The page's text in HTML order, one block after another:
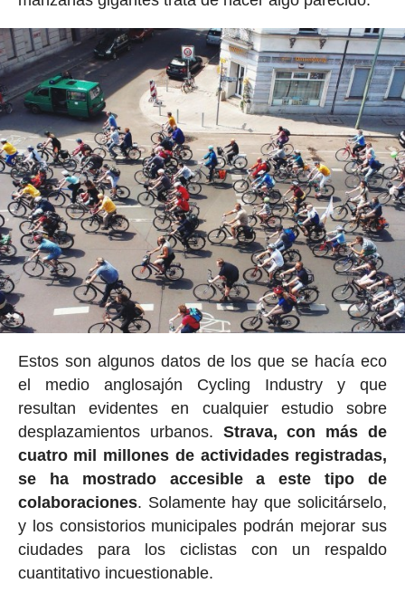
Estos son algunos datos de los que se hacía eco
el medio anglosajón Cycling Industry y que
resultan evidentes en cualquier estudio sobre
desplazamientos urbanos. Strava, con más de
cuatro mil millones de actividades registradas,
se ha mostrado accesible a este tipo de
colaboraciones. Solamente hay que solicitárselo,
y los consistorios municipales podrán mejorar sus
ciudades para los ciclistas con un respaldo
cuantitativo incuestionable.